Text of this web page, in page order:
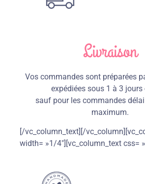
Livraison
Vos commandes sont préparées
expédiées sous 1 à 3 jours
sauf pour les commandes
maximum.
[/vc_column_text][/
width= »1/4″][vc_column_text css=